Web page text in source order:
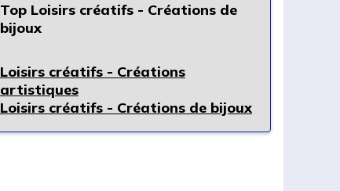
Top Loisirs créatifs - Créations de
bijoux
Loisirs créatifs - Créations
artistiques
Loisirs créatifs - Créations de bijoux